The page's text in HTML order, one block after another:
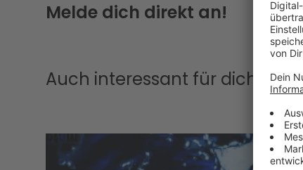
Melde dich direkt an!
Auch interessant für dich